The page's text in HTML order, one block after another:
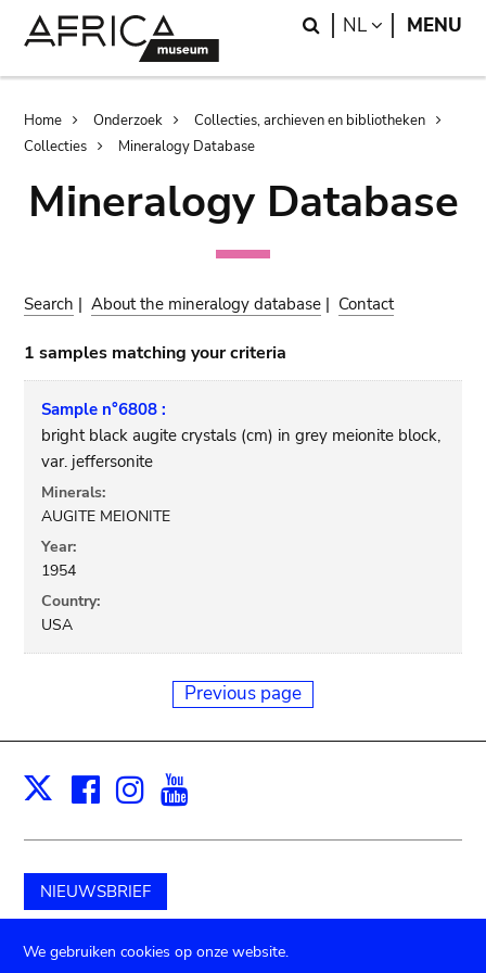
Search
NL LANGUAGE
MENU
Breadcrumb
Home Onderzoek
Collecties, archieven en bibliotheken
Collecties
Mineralogy Database
Mineralogy Database
Search |About the mineralogy database | Contact
1 samples matching your criteria
Sample n°6808 :
bright black augite crystals (cm) in grey meionite block,
var. jeffersonite
Minerals:
AUGITE MEIONITE
Year:
1954
Country:
USA
Previous page
X Facebook
Instagram
NIEUWSBRIEF
Schenk aan het museum
We gebruiken cookies op onze website.